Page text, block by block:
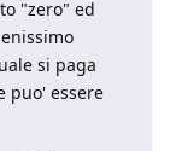
"zero" ed
si paga
puo' essere